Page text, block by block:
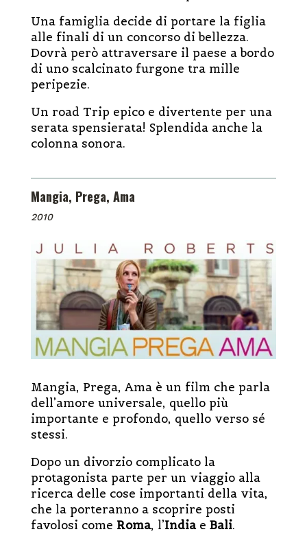
Una famiglia decide di portare la figlia
alle finali di un concorso di bellezza.
Dovrà però attraversare il paese a bordo
di uno scalcinato furgone tra mille
peripezie.
Un road Trip epico e divertente per una
serata spensierata! Splendida anche la
colonna sonora.
Mangia, Prega, Ama
2010
Mangia, Prega, Ama è un film che parla
dell’amore universale, quello più
importante e profondo, quello verso sé
stessi.
Dopo un divorzio complicato la
protagonista parte per un viaggio alla
ricerca delle cose importanti della vita,
che la porteranno a scoprire posti
favolosi come Roma, l’Indiae Bali.